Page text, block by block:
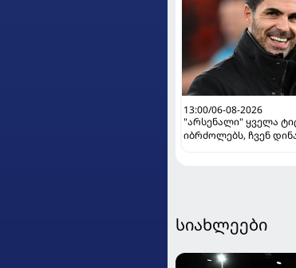
13:00/06-08-2026
"არსენალი" ყველა
იბრძოლებს, ჩვენ
სიახლეები